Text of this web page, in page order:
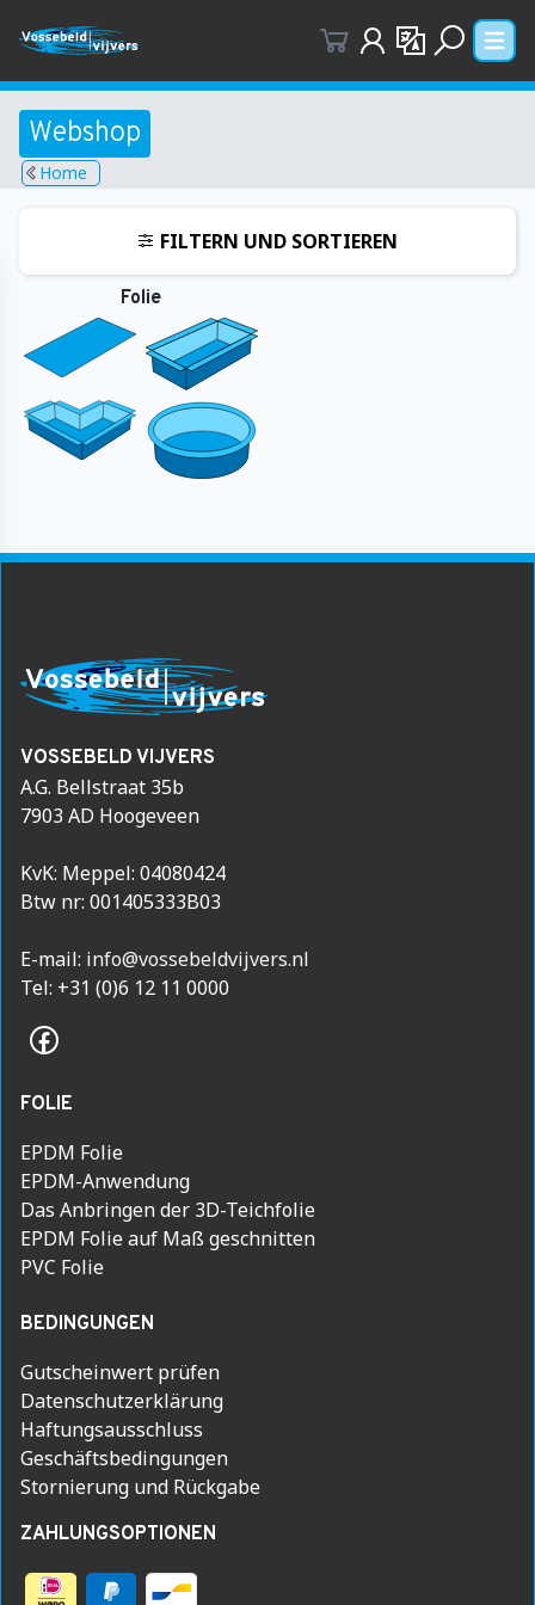
Benutzerdaten
Sprachauswahl
Menü
Webshop
Home
Folie
FILTERN UND SORTIEREN
VOSSEBELD VIJVERS
A.G. Bellstraat 35b
7903 AD Hoogeveen
KvK: Meppel: 04080424
Btw nr: 001405333B03
E-mail: info@vossebeldvijvers.nl
Tel: +31 (0)6 12 11 0000
Facebook
FOLIE
EPDM Folie
EPDM-Anwendung
Das Anbringen der 3D-Teichfolie
EPDM Folie auf Maß geschnitten
PVC Folie
BEDINGUNGEN
Gutscheinwert prüfen
Datenschutzerklärung
Haftungsausschluss
Geschäftsbedingungen
Stornierung und Rückgabe
ZAHLUNGSOPTIONEN
Suche auf der Website
Stichwort:
Gefunden: